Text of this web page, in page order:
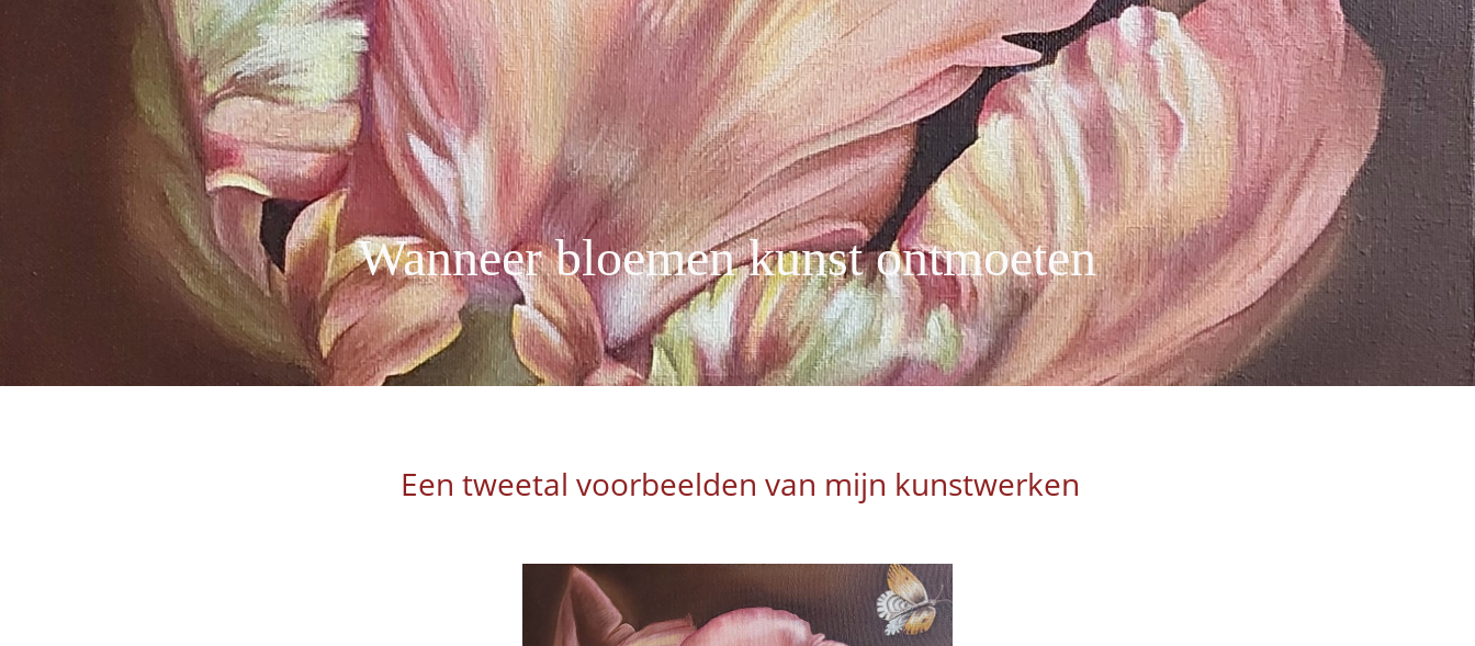
Wanneer bloemen kunst ontmoeten
Een tweetal voorbeelden van mijn kunstwerken